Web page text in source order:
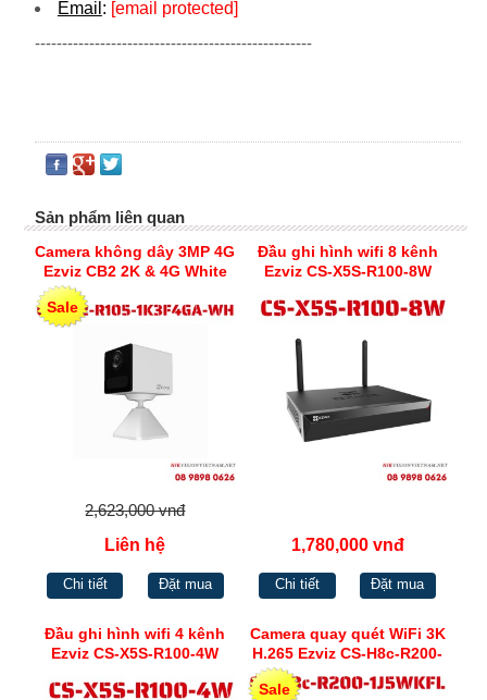
Email : [email protected]
---------------------------------------------------
Sản phẩm liên quan
Camera không dây 3MP 4G
Ezviz CB2 2K & 4G White
Sale
2,623,000 vnđ
Liên hệ
Chi tiết Đặt mua
Đầu ghi hình wifi 8 kênh
Ezviz CS-X5S-R100-8W
1,780,000 vnđ
Chi tiết Đặt mua
Đầu ghi hình wifi 4 kênh
Ezviz CS-X5S-R100-4W
Camera quay quét WiFi 3K
H.265 Ezviz CS-H8c-R200-
1J5WKFL
Sale